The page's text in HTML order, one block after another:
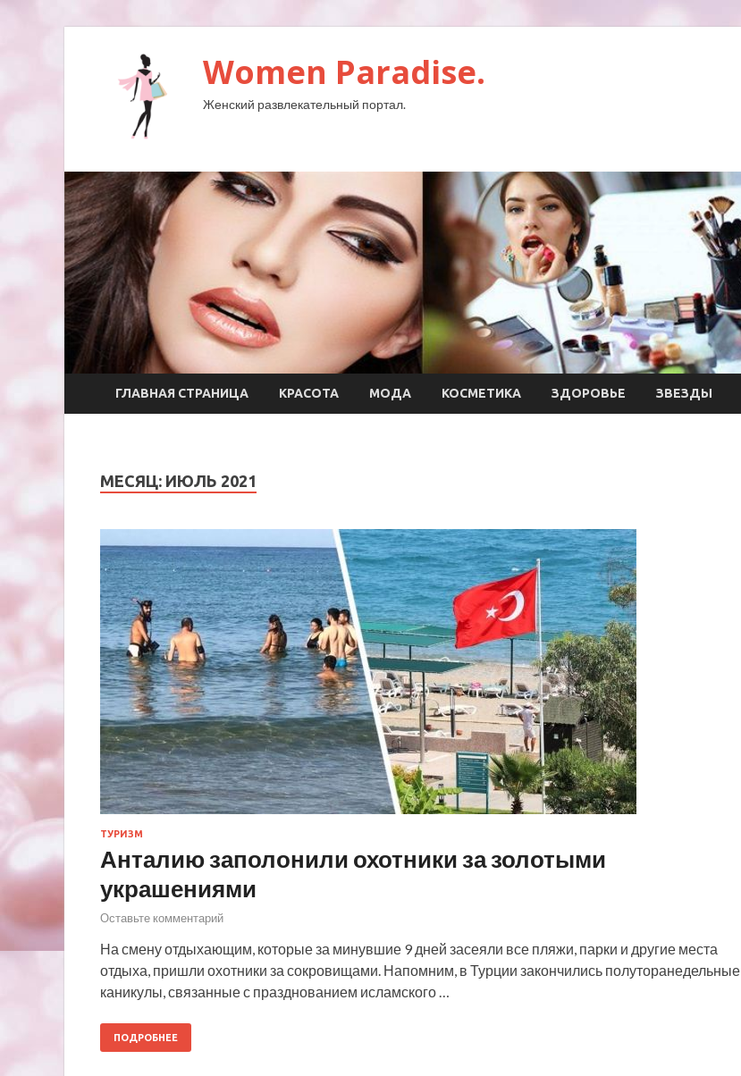
Women Paradise.
Женский развлекательный портал.
ГЛАВНАЯ СТРАНИЦА КРАСОТА МОДА КОСМЕТИКА ЗДОРОВЬЕ ЗВЕЗДЫ
МЕСЯЦ: ИЮЛЬ 2021
ТУРИЗМ
Анталию заполонили охотники за золотыми
украшениями
Оставьте комментарий
На смену отдыхающим, которые за минувшие 9 дней засеяли все пляжи, парки и другие места
отдыха, пришли охотники за сокровищами. Напомним, в Турции закончились полуторанедельные
каникулы, связанные с празднованием исламского …
ПОДРОБНЕЕ